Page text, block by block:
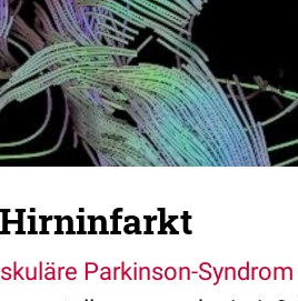
Parkinson-Syndrom